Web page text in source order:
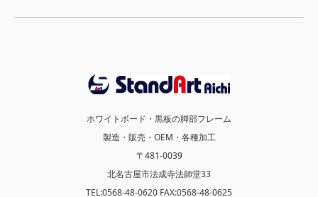
ホワイトボード・黒板の脚部フレーム
製造・販売・OEM・各種加工
〒481-0039
北名古屋市法成寺法師堂33
TEL:0568-48-0620 FAX:0568-48-0625